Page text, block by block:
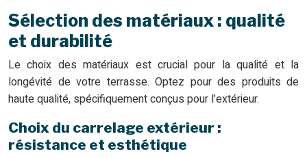
Sélection des matériaux : qualité
et durabilité
Le choix des matériaux est crucial pour la qualité et la
longévité de votre terrasse. Optez pour des produits de
haute qualité, spécifiquement conçus pour l’extérieur.
Choix du carrelage extérieur :
résistance et esthétique